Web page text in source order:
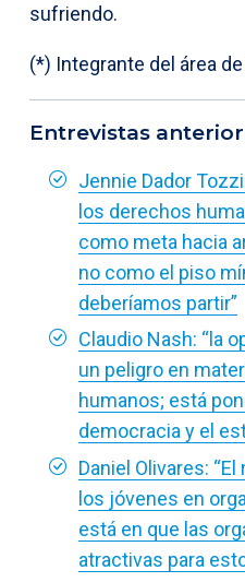
sufriendo.
(*) Integrante del área
Entrevistas
Jennie Dador
los derechos
como meta hacia
no como el piso
deberíamos partir”
Claudio Nash: “la
un peligro en
humanos; está
democracia y el
Daniel Olivares:
los jóvenes en
está en que las
atractivas para